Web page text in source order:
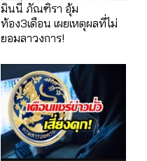
มินนี่ ภัณฑิรา อุ้ม
ท้อง3เดือน เผยเหตุผลที่ไม่
ยอมลาวงการ!